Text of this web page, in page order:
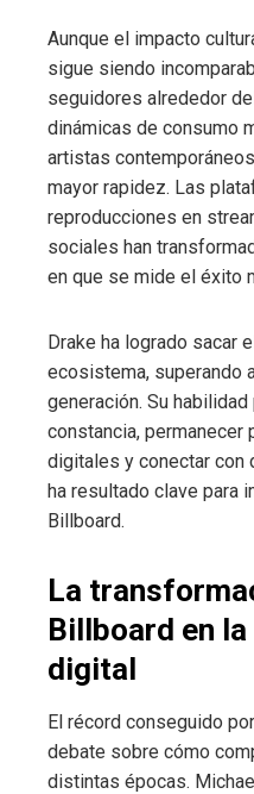
Aunque el impacto
sigue siendo
seguidores alrededor
dinámicas de consumo
artistas
mayor rapidez. Las
reproducciones en
sociales han
en que se mide el éxito
Drake ha logrado sacar
ecosistema, superando
generación. Su
constancia, permanecer
digitales y conectar
ha resultado clave para
Billboard.
La
Billboard en
digital
El récord conseguido
debate sobre cómo
distintas épocas.